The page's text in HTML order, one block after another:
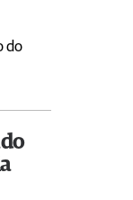
do